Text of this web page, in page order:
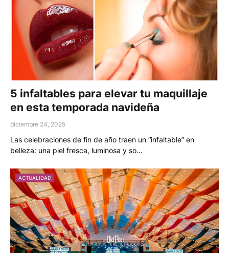
5 infaltables para elevar tu maquillaje
en esta temporada navideña
diciembre 24, 2025
Las celebraciones de fin de año traen un “infaltable” en
belleza: una piel fresca, luminosa y so…
ACTUALIDAD